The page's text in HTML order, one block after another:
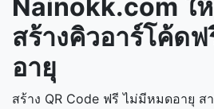
Nainokk.com ใ
สร้างคิวอาร์โค้ด
อายุ
สร้าง QR Code ฟรี ไม่มีหมดอายุ ส